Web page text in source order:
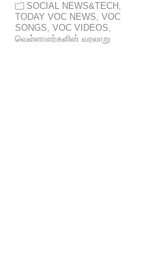
SOCIAL NEWS&TECH ,
TODAY VOC NEWS,VOC
SONGS,VOC VIDEOS,
வெள்ளாளர்களின் வரலாறு